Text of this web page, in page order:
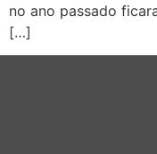
no ano passado
[…]